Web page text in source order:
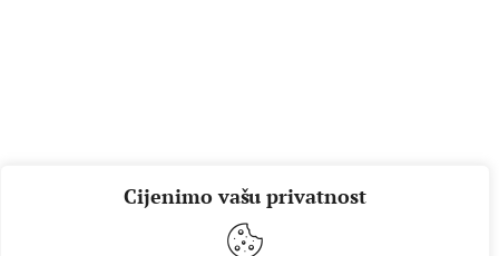
Cijenimo vašu privatnost